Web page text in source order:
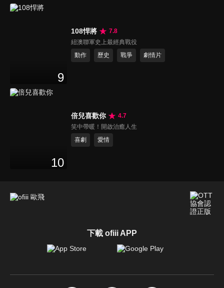
9
108悍將
7.8
紐澳聯軍史上最經典戰役
動作
歷史 戰爭 劇情片
10
倍兒喜歡你
4.7
笑中帶暖！開啟治癒人生
喜劇
愛情
下載 ofiii APP